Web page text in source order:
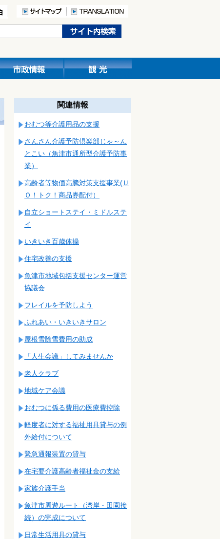
関連情報
おむつ等介護用品の支援
さんさん介護予防倶楽部じゃ～ん
とこい（魚津市通所型介護予防事
業）
高齢者等物価高騰対策支援事業(Ｕ
Ｏ！トク！商品券配付）
自立ショートステイ・ミドルステ
イ
いきいき百歳体操
住宅改善の支援
魚津市地域包括支援センター運営
協議会
フレイルを予防しよう
ふれあい・いきいきサロン
屋根雪除雪費用の助成
「人生会議」してみませんか
老人クラブ
地域ケア会議
おむつに係る費用の医療費控除
軽度者に対する福祉用具貸与の例
外給付について
緊急通報装置の貸与
在宅要介護高齢者福祉金の支給
家族介護手当
魚津市周遊ルート（湾岸・田園接
続）の完成について
日常生活用具の貸与